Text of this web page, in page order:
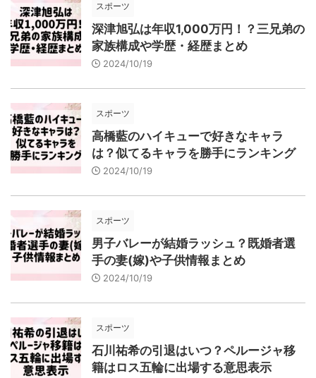
スポーツ
深津旭弘は年収1,000万円！？三兄弟の
家族構成や学歴・経歴まとめ
2024/10/19
スポーツ
高橋藍のハイキューで好きなキャラ
は？似てるキャラを勝手にランキング
2024/10/19
スポーツ
男子バレーが結婚ラッシュ？既婚者選
手の妻(嫁)や子供情報まとめ
2024/10/19
スポーツ
石川祐希の引退はいつ？ペルージャ移
籍はロス五輪に出場する意思表示